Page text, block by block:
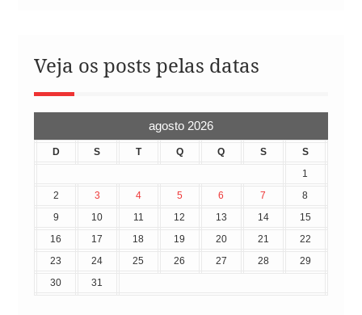
Veja os posts pelas datas
agosto 2026
D S T Q Q S
S
1
2
3 4 5 6 7
8
9
10 11 12 13 14
15
16
17 18 19 20 21
22
23
24 25 26 27 28
29
30
31